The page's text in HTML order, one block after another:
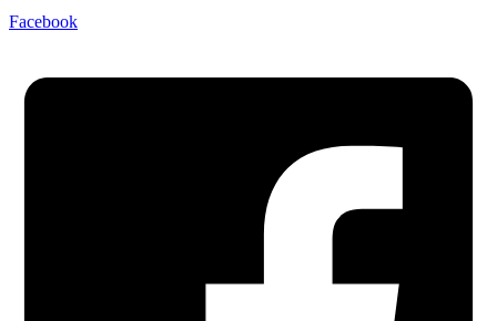
Facebook